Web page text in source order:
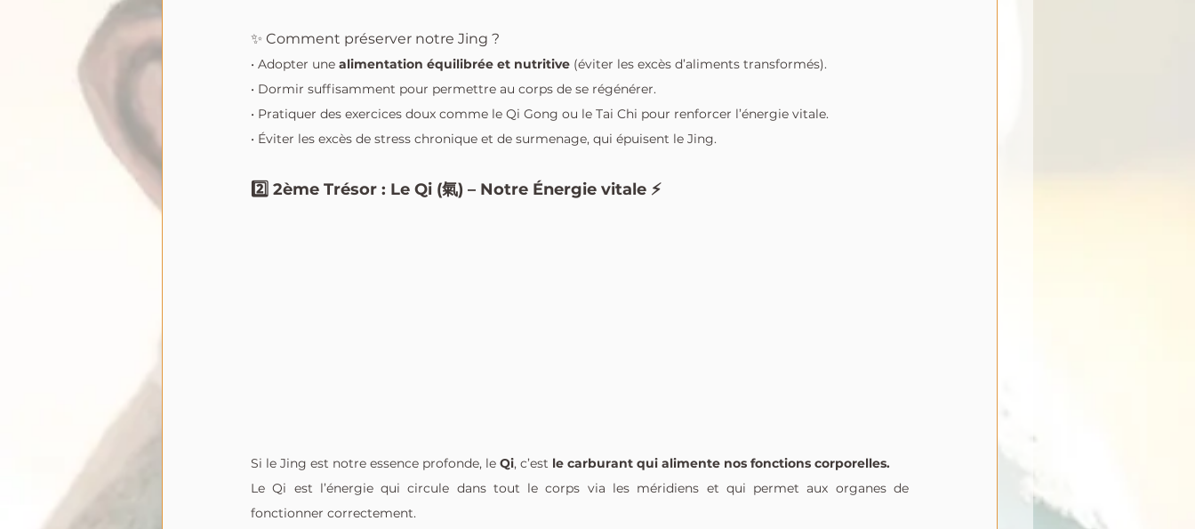
✨ Comment préserver notre Jing ?
• Adopter une alimentation équilibrée et nutritive (éviter les excès d’aliments transformés).
• Dormir suffisamment pour permettre au corps de se régénérer.
• Pratiquer des exercices doux comme le Qi Gong ou le Tai Chi pour renforcer l’énergie vitale.
• Éviter les excès de stress chronique et de surmenage, qui épuisent le Jing.
2️⃣ 2ème Trésor : Le Qi (氣) – Notre Énergie vitale ⚡
Si le Jing est notre essence profonde, le Qi, c’est le carburant qui alimente nos fonctions corporelles.
Le Qi est l’énergie qui circule dans tout le corps via les méridiens et qui permet aux organes de
fonctionner correctement.